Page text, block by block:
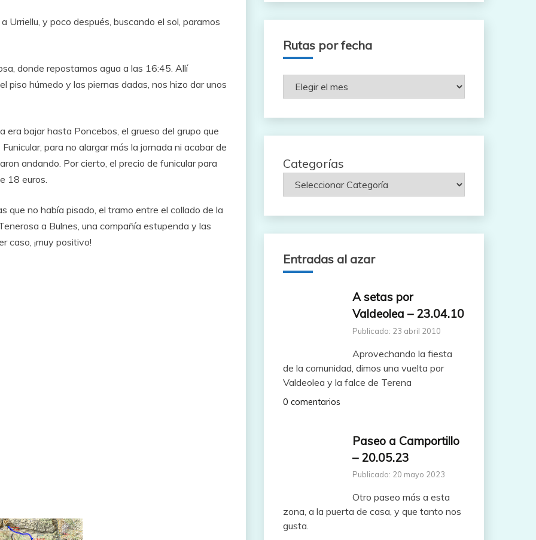
y poco después, buscando el sol, paramos
donde repostamos agua a las 16:45. Allí
piso húmedo y las piernas dadas, nos hizo dar unos
era bajar hasta Poncebos, el grueso del grupo que
para no alargar más la jornada ni acabar de
andando. Por cierto, el precio de funicular para
18 euros.
que no había pisado, el tramo entre el collado de la
a Bulnes, una compañía estupenda y las
caso, ¡muy positivo!
Rutas por fecha
Rutas
Categorías
Entradas al azar
A setas por
Valdeolea – 23.04.10
Publicado: 23 abril 2010
Aprovechando la fiesta
de la comunidad, dimos una vuelta por
Valdeolea y la falce de Terena
0 comentarios
Paseo a Camportillo
– 20.05.23
Publicado: 20 mayo 2023
Otro paseo más a esta
zona, a la puerta de casa, y que tanto nos
gusta.